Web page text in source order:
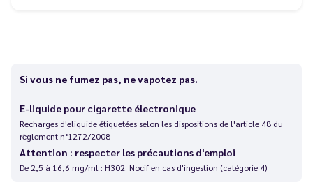
Si vous ne fumez pas, ne vapotez pas.
E-liquide pour cigarette électronique
Recharges d'eliquide étiquetées selon les dispositions de l'article 48 du
règlement n°1272/2008
Attention : respecter les précautions d'emploi
De 2,5 à 16,6 mg/ml : H302. Nocif en cas d'ingestion (catégorie 4)